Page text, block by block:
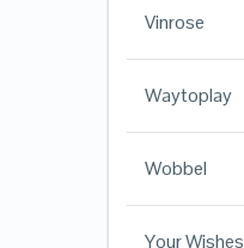
Vinrose
Waytoplay
Wobbel
Your Wishes